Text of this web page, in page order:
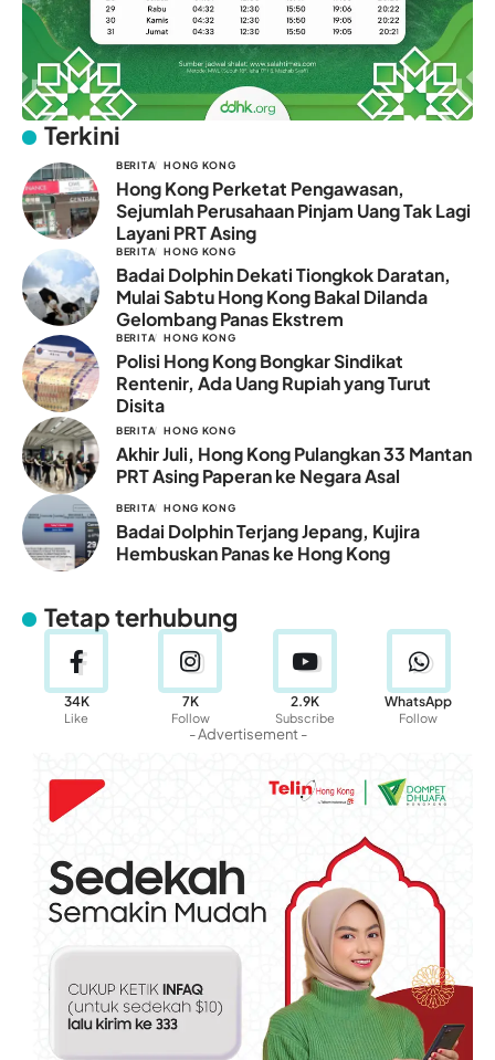
Terkini
BERITA HONG KONG
Hong Kong Perketat Pengawasan,
Sejumlah Perusahaan Pinjam Uang Tak Lagi
Layani PRT Asing
BERITA HONG KONG
Badai Dolphin Dekati Tiongkok Daratan,
Mulai Sabtu Hong Kong Bakal Dilanda
Gelombang Panas Ekstrem
BERITA HONG KONG
Polisi Hong Kong Bongkar Sindikat
Rentenir, Ada Uang Rupiah yang Turut
Disita
BERITA HONG KONG
Akhir Juli, Hong Kong Pulangkan 33 Mantan
PRT Asing Paperan ke Negara Asal
BERITA HONG KONG
Badai Dolphin Terjang Jepang, Kujira
Hembuskan Panas ke Hong Kong
Tetap terhubung
34K
Like
7K
Follow
2.9K
Subscribe
WhatsApp
Follow
- Advertisement -